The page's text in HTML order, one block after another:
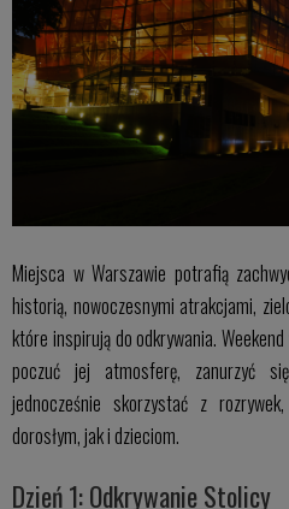
Miejsca w Warszawie potrafią
historią, nowoczesnymi atrakcjami,
które inspirują do odkrywania.
poczuć jej atmosferę, zanurzyć
jednocześnie skorzystać z
dorosłym, jak i dzieciom.
Dzień 1: Odkrywanie Stolicy